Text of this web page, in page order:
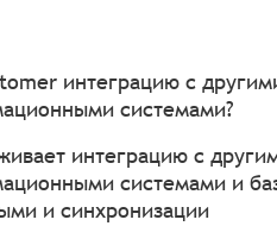
интеграцию с
системами?
интеграцию с
системами и
и синхронизации